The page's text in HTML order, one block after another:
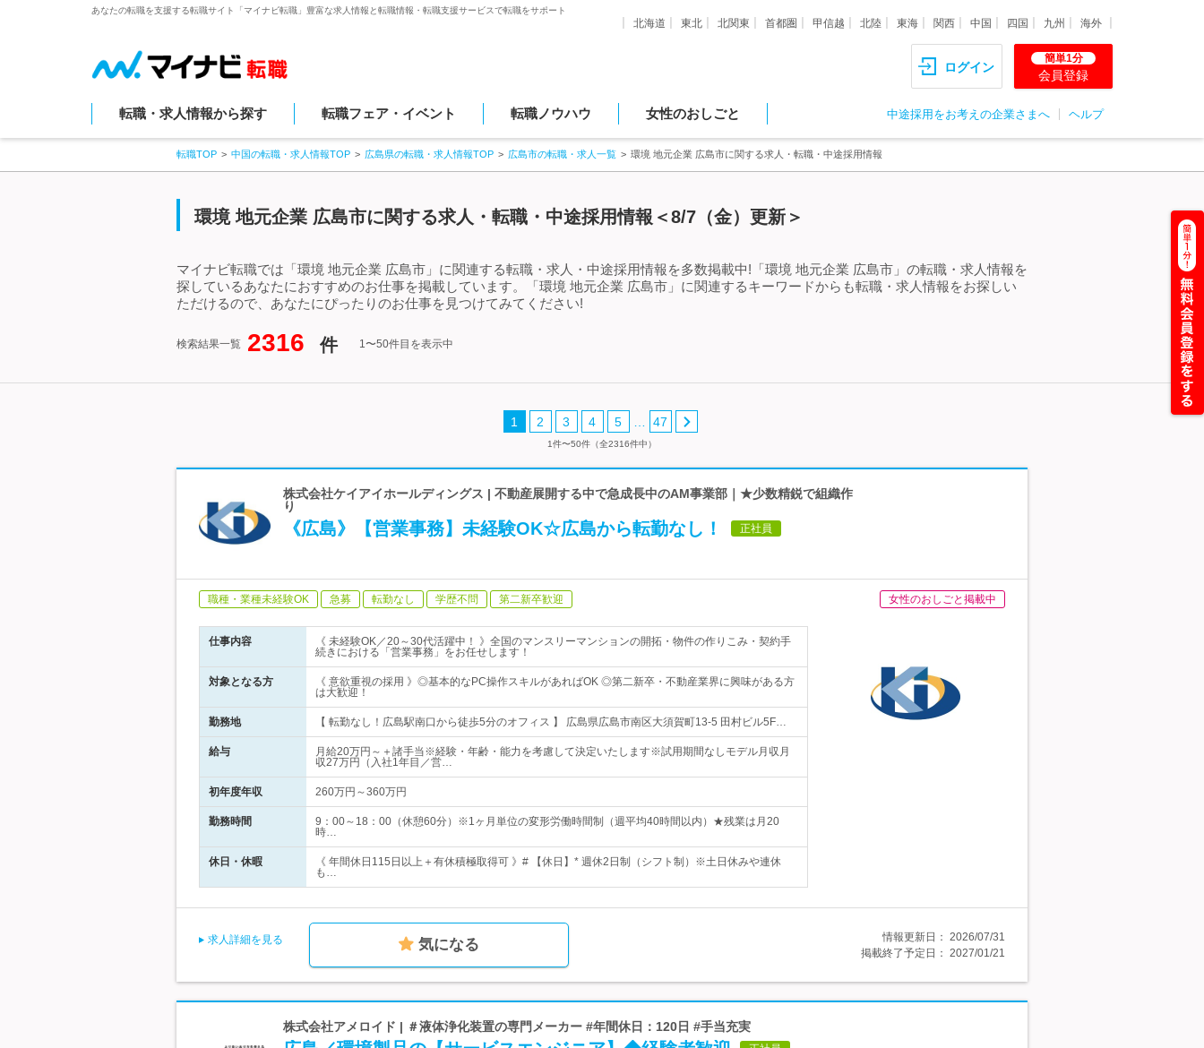
あなたの転職を支援する転職サイト「マイナビ転職」豊富な求人情報と転職情報・転職支援サービスで転職をサポート
北海道 東北 北関東 首都圏 甲信越 北陸 東海 関西 中国 四国 九州 海外
ログイン
簡単1分
会員登録
転職・求人情報から探す 転職フェア・イベント 転職ノウハウ 女性のおしごと 中途採用をお考えの企業さまへ ヘルプ
転職TOP 中国の転職・求人情報TOP 広島県の転職・求人情報TOP 広島市の転職・求人一覧 環境 地元企業 広島市に関する求人・転職・中途採用情報
環境 地元企業 広島市に関する求人・転職・中途採用情報＜8/7（金）更新＞
マイナビ転職では「環境 地元企業 広島市」に関連する転職・求人・中途採用情報を多数掲載中!「環境 地元企業 広島市」の転職・求人情報を
探しているあなたにおすすめのお仕事を掲載しています。「環境 地元企業 広島市」に関連するキーワードからも転職・求人情報をお探しい
ただけるので、あなたにぴったりのお仕事を見つけてみてください!
検索結果一覧 2316 件 1〜50件目を表示中
1 2 3 4 5 47
1件〜50件（全2316件中）
株式会社ケイアイホールディングス | 不動産展開する中で急成長中のAM事業部｜★少数精鋭で組織作
り
《広島》【営業事務】未経験OK☆広島から転勤なし！ 正社員
職種・業種未経験OK 急募 転勤なし 学歴不問 第二新卒歓迎 女性のおしごと掲載中
仕事内容
《 未経験OK／20～30代活躍中！ 》全国のマンスリーマンションの開拓・物件の作りこみ・契約手
続きにおける「営業事務」をお任せします！
対象となる方
《 意欲重視の採用 》◎基本的なPC操作スキルがあればOK ◎第二新卒・不動産業界に興味がある方
は大歓迎！
勤務地 【 転勤なし！広島駅南口から徒歩5分のオフィス 】 広島県広島市南区大須賀町13-5 田村ビル5F…
給与
月給20万円～＋諸手当※経験・年齢・能力を考慮して決定いたします※試用期間なしモデル月収月
収27万円（入社1年目／営…
初年度年収 260万円～360万円
勤務時間
9：00～18：00（休憩60分）※1ヶ月単位の変形労働時間制（週平均40時間以内）★残業は月20
時…
休日・休暇
《 年間休日115日以上＋有休積極取得可 》# 【休日】* 週休2日制（シフト制）※土日休みや連休
も…
求人詳細を見る 気になる 情報更新日： 2026/07/31
掲載終了予定日： 2027/01/21
株式会社アメロイド | ＃液体浄化装置の専門メーカー #年間休日：120日 #手当充実